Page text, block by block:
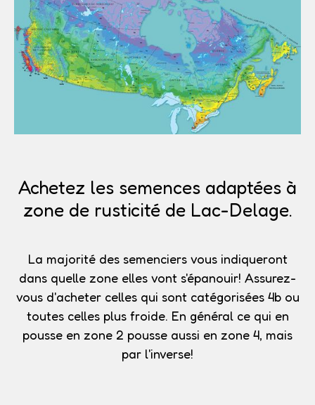
Achetez les semences adaptées à
zone de rusticité de Lac-Delage.
La majorité des semenciers vous indiqueront
dans quelle zone elles vont s'épanouir! Assurez-
vous d'acheter celles qui sont catégorisées 4bou
toutes celles plus froide. En général ce qui en
pousse en zone 2 pousse aussi en zone 4, mais
par l'inverse!